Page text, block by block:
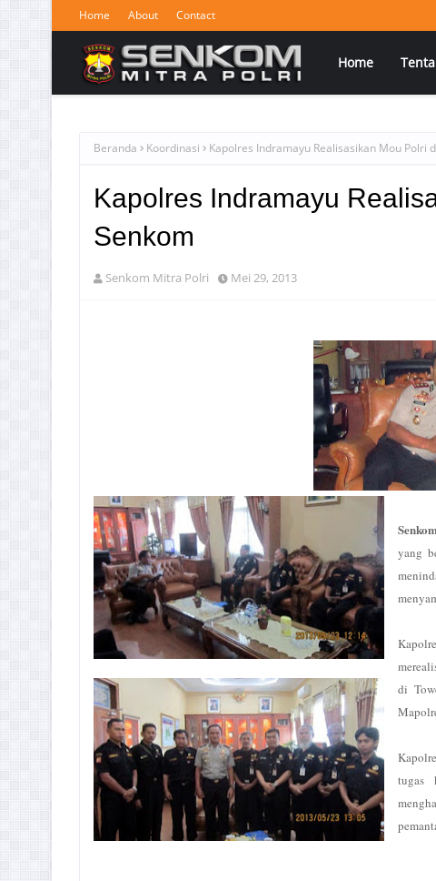
Home About Contact
Home
Beranda Koordinasi Kapolres Indramayu Realisasikan Mou Polri
Kapolres Indramayu
Senkom
Senkom Mitra Polri Mei 29, 2013
yang
di
tugas